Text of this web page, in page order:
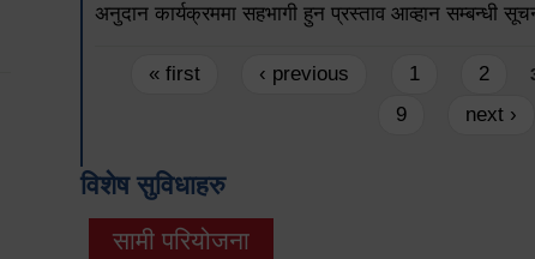
अनुदान कार्यक्रममा सहभागी हुन प्रस्ताव आव्हान सम्बन्धी
Pages
« first ‹ previous 1 2
9
next ›
विशेष सुविधाहरु
सामी परियोजना
(active tab)